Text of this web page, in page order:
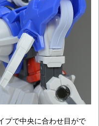
プで中央に合わせ目がで